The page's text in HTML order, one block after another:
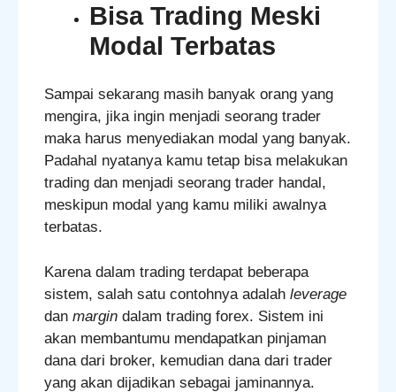
Bisa Trading Meski
Modal Terbatas
Sampai sekarang masih banyak orang yang
mengira, jika ingin menjadi seorang trader
maka harus menyediakan modal yang banyak.
Padahal nyatanya kamu tetap bisa melakukan
trading dan menjadi seorang trader handal,
meskipun modal yang kamu miliki awalnya
terbatas.
Karena dalam trading terdapat beberapa
sistem, salah satu contohnya adalah leverage
dan margin dalam trading forex. Sistem ini
akan membantumu mendapatkan pinjaman
dana dari broker, kemudian dana dari trader
yang akan dijadikan sebagai jaminannya.